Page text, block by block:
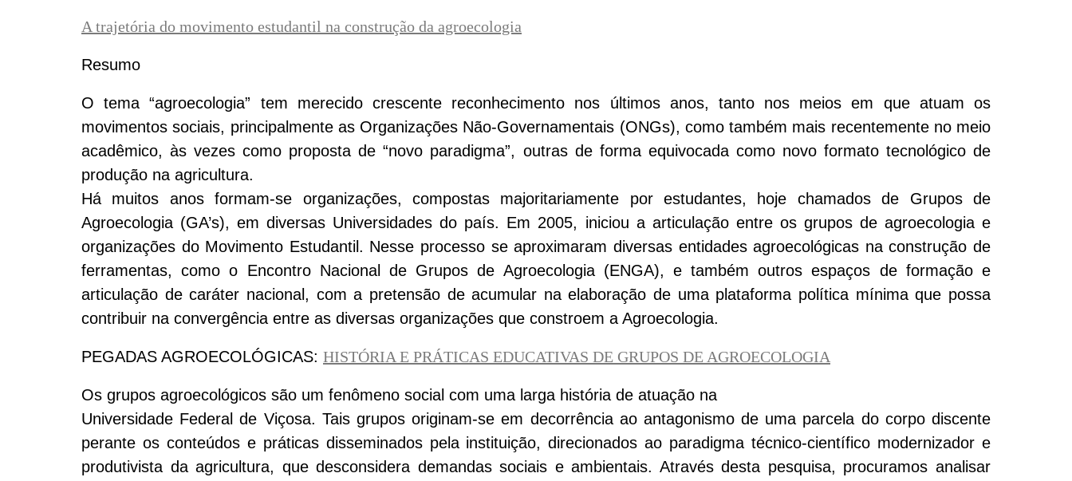
A trajetória do movimento estudantil na construção da agroecologia
Resumo
O tema “agroecologia” tem merecido crescente reconhecimento nos últimos anos, tanto nos meios em que atuam os
movimentos sociais, principalmente as Organizações Não-Governamentais (ONGs), como também mais recentemente no meio
acadêmico, às vezes como proposta de “novo paradigma”, outras de forma equivocada como novo formato tecnológico de
produção na agricultura.
Há muitos anos formam-se organizações, compostas majoritariamente por estudantes, hoje chamados de Grupos de
Agroecologia (GA’s), em diversas Universidades do país. Em 2005, iniciou a articulação entre os grupos de agroecologia e
organizações do Movimento Estudantil. Nesse processo se aproximaram diversas entidades agroecológicas na construção de
ferramentas, como o Encontro Nacional de Grupos de Agroecologia (ENGA), e também outros espaços de formação e
articulação de caráter nacional, com a pretensão de acumular na elaboração de uma plataforma política mínima que possa
contribuir na convergência entre as diversas organizações que constroem a Agroecologia.
PEGADAS AGROECOLÓGICAS: HISTÓRIA E PRÁTICAS EDUCATIVAS DE GRUPOS DE AGROECOLOGIA
Os grupos agroecológicos são um fenômeno social com uma larga história de atuação na
Universidade Federal de Viçosa. Tais grupos originam-se em decorrência ao antagonismo de uma parcela do corpo discente
perante os conteúdos e práticas disseminados pela instituição, direcionados ao paradigma técnico-científico modernizador e
produtivista da agricultura, que desconsidera demandas sociais e ambientais. Através desta pesquisa, procuramos analisar